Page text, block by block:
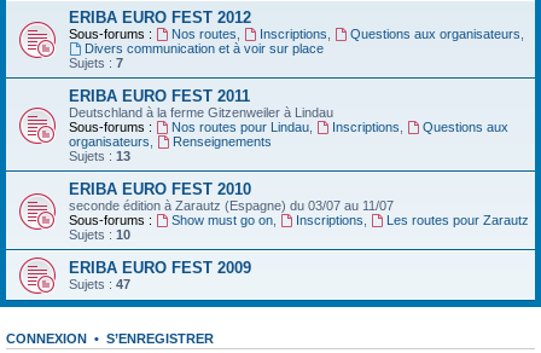
ERIBA EURO FEST 2012
Sous-forums : Nos routes Inscriptions Questions aux organisateurs
Divers communication et à voir sur place
Sujets : 7
ERIBA EURO FEST 2011
Deutschland‏ à la ferme Gitzenweiler à Lindau
Sous-forums :
Nos routes pour Lindau, Inscriptions
Questions aux
organisateurs
Renseignements
Sujets : 13
ERIBA EURO FEST 2010
seconde édition à Zarautz (Espagne) du 03/07 au 11/07
Sous-forums :
Show must go on, Inscriptions
Les routes pour Zarautz
Sujets : 10
ERIBA EURO FEST 2009
Sujets : 47
CONNEXION • S’ENREGISTRER